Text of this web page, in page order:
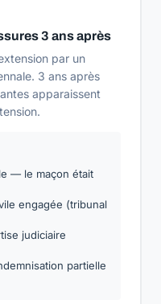
3 ans après
par un
3 ans après
apparaissent
— le maçon était
engagée (tribunal
judiciaire
partielle